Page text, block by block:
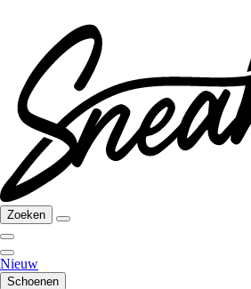
Zoeken
Nieuw
Schoenen